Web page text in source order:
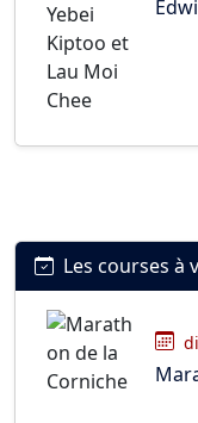
Les courses à